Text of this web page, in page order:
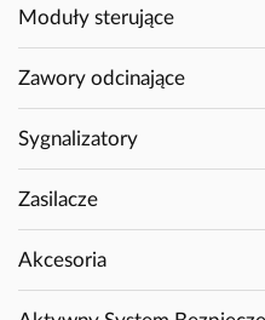
Moduły sterujące
Zawory odcinające
Sygnalizatory
Zasilacze
Akcesoria